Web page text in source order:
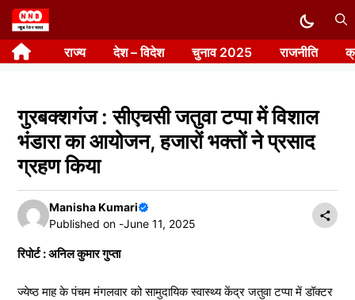
Skip
to
content राज्य देश – विदेश चुनाव 2025 राजनीति
गुरबक्शगंज : सीएचसी जतुवा टप्पा में विशाल
भंडारा का आयोजन, हजारों भक्तों ने प्रसाद
ग्रहण किया
Manisha Kumari
Published on -June 11, 2025
रिपोर्ट : अनिल कुमार गुप्ता
ज्येष्ठ माह के पंचम मंगलवार को सामुदायिक स्वास्थ्य केंद्र जतुवा टप्पा में डॉक्टर